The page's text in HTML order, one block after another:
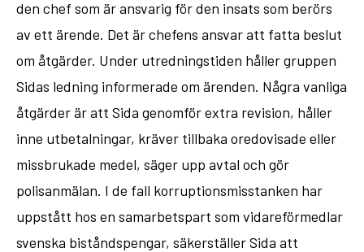
den chef som är ansvarig för den insats som berörs
av ett ärende. Det är chefens ansvar att fatta beslut
om åtgärder. Under utredningstiden håller gruppen
Sidas ledning informerade om ärenden. Några vanliga
åtgärder är att Sida genomför extra revision, håller
inne utbetalningar, kräver tillbaka oredovisade eller
missbrukade medel, säger upp avtal och gör
polisanmälan. I de fall korruptionsmisstanken har
uppstått hos en samarbetspart som vidareförmedlar
svenska biståndspengar, säkerställer Sida att